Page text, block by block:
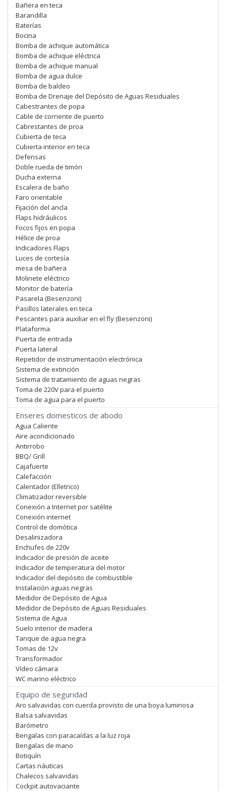
Bañera en teca
Barandilla
Baterías
Bocina
Bomba de achique automática
Bomba de achique eléctrica
Bomba de achique manual
Bomba de agua dulce
Bomba de baldeo
Bomba de Drenaje del Depósito de Aguas Residuales
Cabestrantes de popa
Cable de corriente de puerto
Cabrestantes de proa
Cubierta de teca
Cubierta interior en teca
Defensas
Doble rueda de timón
Ducha externa
Escalera de baño
Faro orientable
Fijación del ancla
Flaps hidráulicos
Focos fijos en popa
Hélice de proa
Indicadores Flaps
Luces de cortesía
mesa de bañera
Molinete eléctrico
Monitor de batería
Pasarela (Besenzoni)
Pasillos laterales en teca
Pescantes para auxiliar en el fly (Besenzoni)
Plataforma
Puerta de entrada
Puerta lateral
Repetidor de instrumentación electrónica
Sistema de extinción
Sistema de tratamiento de aguas negras
Toma de 220V para el puerto
Toma de agua para el puerto
Enseres domesticos de abodo
Agua Caliente
Aire acondicionado
Antirrobo
BBQ/ Grill
Cajafuerte
Calefacción
Calentador (Elletrico)
Climatizador reversible
Conexión a Internet por satélite
Conexión internet
Control de domótica
Desalinizadora
Enchufes de 220v
Indicador de presión de aceite
Indicador de temperatura del motor
Indicador del depósito de combustible
Instalación aguas negras
Medidor de Depósito de Agua
Medidor de Depósito de Aguas Residuales
Sistema de Agua
Suelo interior de madera
Tanque de agua negra
Tomas de 12v
Transformador
Vídeo cámara
WC marino eléctrico
Equipo de seguridad
Aro salvavidas con cuerda provisto de una boya luminosa
Balsa salvavidas
Barómetro
Bengalas con paracaídas a la luz roja
Bengalas de mano
Botiquín
Cartas náuticas
Chalecos salvavidas
Cockpit autovaciante